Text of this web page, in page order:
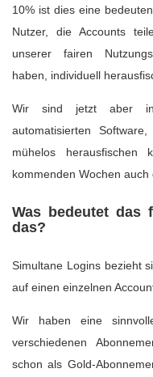
10% ist dies eine
Nutzer, die Accounts
unserer fairen
haben, individuell
Wir sind jetzt aber in
automatisierten
mühelos
kommenden Wochen
Was bedeutet das
das?
Simultane Logins bezieht
auf einen einzelnen
Wir haben eine
verschiedenen
schon als Gold-